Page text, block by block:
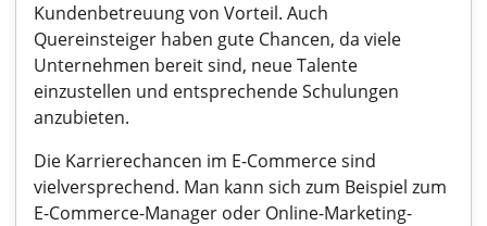
Kundenbetreuung von Vorteil. Auch
Quereinsteiger haben gute Chancen, da viele
Unternehmen bereit sind, neue Talente
einzustellen und entsprechende Schulungen
anzubieten.
Die Karrierechancen im E-Commerce sind
vielversprechend. Man kann sich zum Beispiel zum
E-Commerce-Manager oder Online-Marketing-